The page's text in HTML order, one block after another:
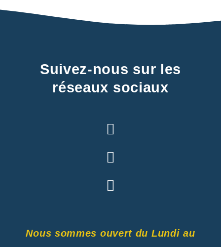
Suivez-nous sur les
réseaux sociaux
Nous sommes ouvert du Lundi au